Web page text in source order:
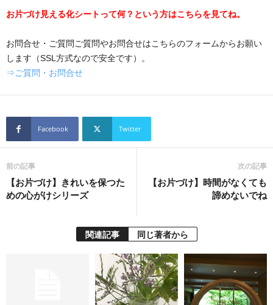
お片づけ見える化シートって何？という方はこちらを見てね。
お問合せ・ご質問ご質問やお問合せはこちらのフォームからお願い
します（SSL方式なので安全です）。
⇒ご質問・お問合せ
Facebook Twitter
前の記事
【お片づけ】きれいを保つた
めの心がけシリーズ
次の記事
【お片づけ】時間がなくても
諦めないでね
関連記事 同じ著者から